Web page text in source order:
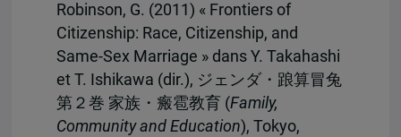
Robinson, G. (2011) « Frontiers of
Citizenship: Race, Citizenship, and
Same-Sex Marriage » dans Y. Takahashi
et T. Ishikawa (dir.), ジェンダ・踉算冒兔
第２巻 家族・瘢雹教育 (Family,
Community and Education), Tokyo,